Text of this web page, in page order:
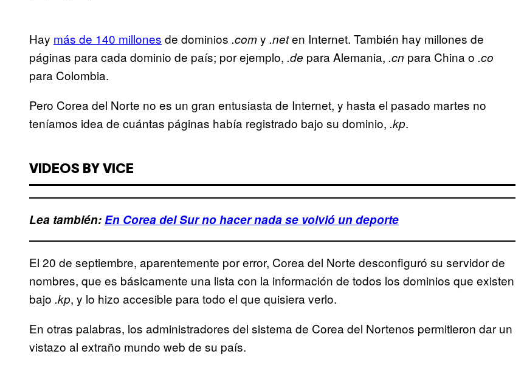
Hay más de 140 millones de dominios .comy .neten Internet. También hay millones de
páginas para cada dominio de país; por ejemplo, .de para Alemania, .cn para China o .co
para Colombia.
Pero Corea del Norte no es un gran entusiasta de Internet, y hasta el pasado martes no
teníamos idea de cuántas páginas había registrado bajo su dominio, .kp.
VIDEOS BY VICE
Lea también:En Corea del Sur no hacer nada se volvió un deporte
El 20 de septiembre, aparentemente por error, Corea del Norte desconfiguró su servidor de
nombres, que es básicamente una lista con la información de todos los dominios que existen
bajo .kp, y lo hizo accesible para todo el que quisiera verlo.
En otras palabras, los administradores del sistema de Corea del Nortenos permitieron dar un
vistazo al extraño mundo web de su país.